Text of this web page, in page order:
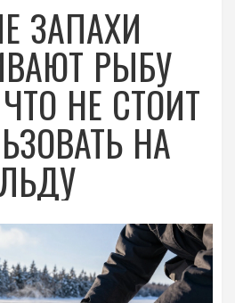
ЗАПАХИ
РЫБУ
НЕ СТОИТ
НА